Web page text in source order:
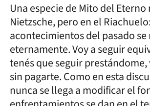
Una especie de Mito del
Nietzsche, pero en el
acontecimientos del pasado
eternamente. Voy a seguir
tenés que seguir prestándome,
sin pagarte. Como en esta
nunca se llega a modificar el